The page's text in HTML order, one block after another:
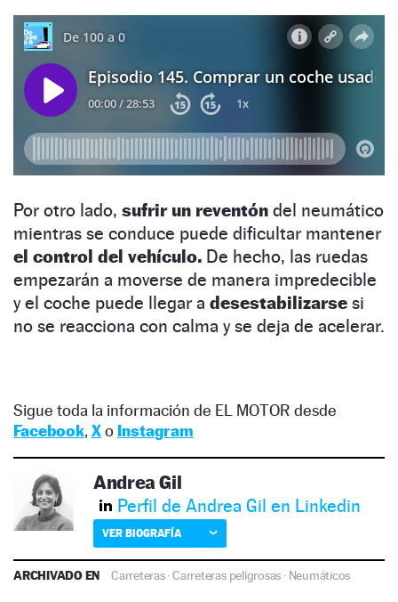
Por otro lado, sufrir un reventón del neumático
mientras se conduce puede dificultar mantener
el control del vehículo. De hecho, las ruedas
empezarán a moverse de manera impredecible
y el coche puede llegar a desestabilizarse si
no se reacciona con calma y se deja de acelerar.
Sigue toda la información de EL MOTOR desde
Facebook, Xo Instagram
Andrea Gil
Perfil de Andrea Gil en Linkedin
VER BIOGRAFÍA
ARCHIVADO EN Carreteras·Carreteras peligrosas · Neumáticos